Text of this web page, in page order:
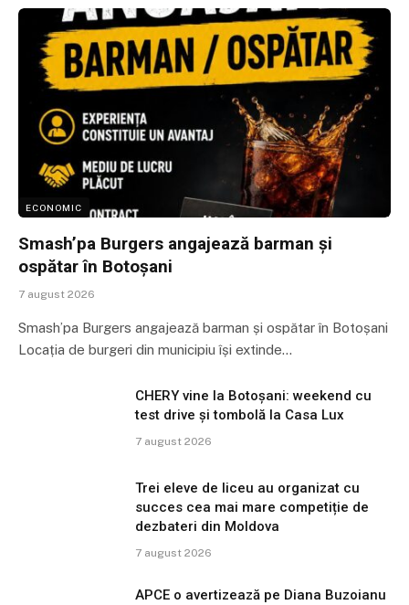
ECONOMIC
Smash’pa Burgers angajează barman și
ospătar în Botoșani
7 august 2026
Smash’pa Burgers angajează barman și ospătar în Botoșani
Locația de burgeri din municipiu își extinde…
CHERY vine la Botoșani: weekend cu
test drive și tombolă la Casa Lux
7 august 2026
Trei eleve de liceu au organizat cu
succes cea mai mare competiție de
dezbateri din Moldova
7 august 2026
APCE o avertizează pe Diana Buzoianu